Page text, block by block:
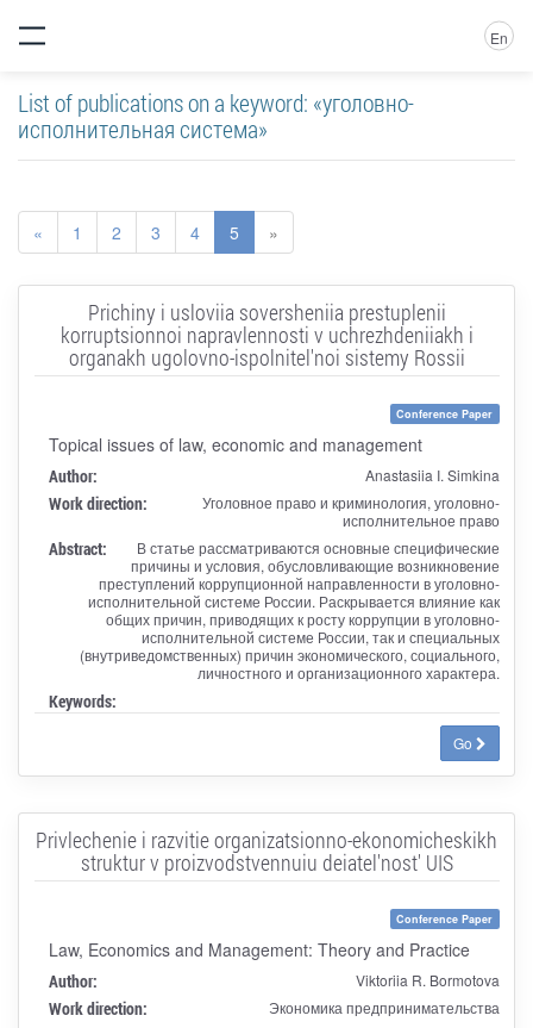
En
List of publications on a keyword: «уголовно-
исполнительная система»
« 1 2 3 4 5 »
Prichiny i usloviia soversheniia prestuplenii
korruptsionnoi napravlennosti v uchrezhdeniiakh i
organakh ugolovno-ispolnitel'noi sistemy Rossii
Conference Paper
Topical issues of law, economic and management
Author: Anastasiia I. Simkina
Work direction:
Уголовное право и криминология, уголовно-
исполнительное право
Abstract:
В статье рассматриваются основные специфические
причины и условия, обусловливающие возникновение
преступлений коррупционной направленности в уголовно-
исполнительной системе России. Раскрывается влияние как
общих причин, приводящих к росту коррупции в уголовно-
исполнительной системе России, так и специальных
(внутриведомственных) причин экономического, социального,
личностного и организационного характера.
Keywords:
Go
Privlechenie i razvitie organizatsionno-ekonomicheskikh
struktur v proizvodstvennuiu deiatel'nost' UIS
Conference Paper
Law, Economics and Management: Theory and Practice
Author: Viktoriia R. Bormotova
Work direction: Экономика предпринимательства